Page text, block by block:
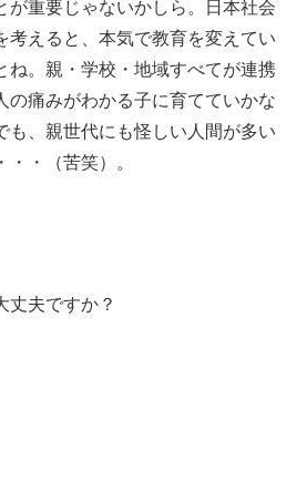
が重要じゃないかしら。日本社会
考えると、本気で教育を変えてい
ね。親・学校・地域すべてが連携
の痛みがわかる子に育てていかな
も、親世代にも怪しい人間が多い
・・（苦笑）。
丈夫ですか？